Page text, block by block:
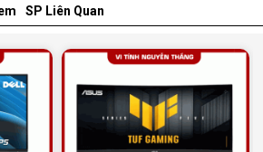
Sinh viên nên mua laptop hay PC ?
khoăn của nhiều tân sinh viên khi chọn máy học
tập. Xem ngay phân tích để chọn thiết bị chuẩn
ngành, hợp túi tiền!
Laptop Sinh Viên 15–20 Triệu 2026: Cấu
Hình Nào Đáng Tiền?
SP Liên Quan